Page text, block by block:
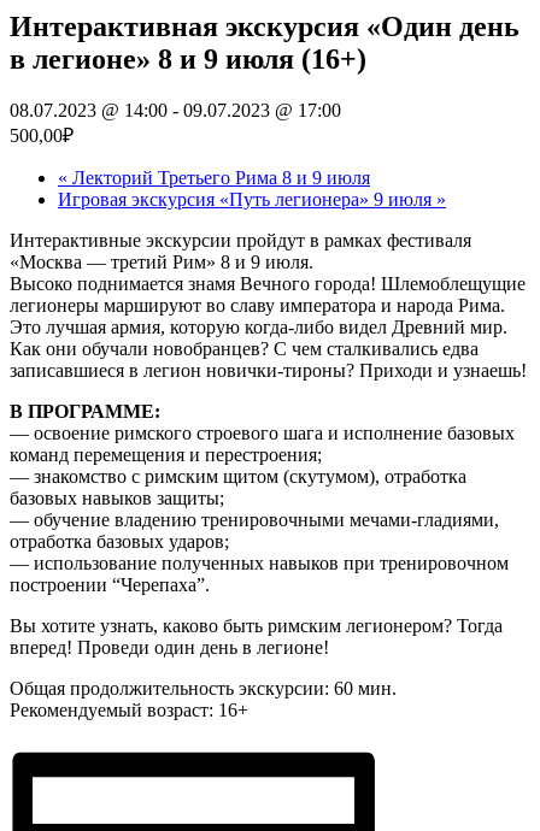
Интерактивная экскурсия «Один день
в легионе» 8 и 9 июля (16+)
08.07.2023 @ 14:00 - 09.07.2023 @ 17:00
500,00₽
« Лекторий Третьего Рима 8 и 9 июля
Игровая экскурсия «Путь легионера» 9 июля »
Интерактивные экскурсии пройдут в рамках фестиваля
«Москва — третий Рим» 8 и 9 июля.
Высоко поднимается знамя Вечного города! Шлемоблещущие
легионеры маршируют во славу императора и народа Рима.
Это лучшая армия, которую когда-либо видел Древний мир.
Как они обучали новобранцев? С чем сталкивались едва
записавшиеся в легион новички-тироны? Приходи и узнаешь!
В ПРОГРАММЕ:
— освоение римского строевого шага и исполнение базовых
команд перемещения и перестроения;
— знакомство с римским щитом (скутумом), отработка
базовых навыков защиты;
— обучение владению тренировочными мечами-гладиями,
отработка базовых ударов;
— использование полученных навыков при тренировочном
построении “Черепаха”.
Вы хотите узнать, каково быть римским легионером? Тогда
вперед! Проведи один день в легионе!
Общая продолжительность экскурсии: 60 мин.
Рекомендуемый возраст: 16+